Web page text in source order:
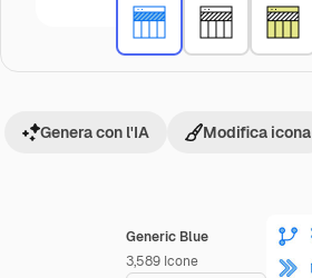
Generic Blue
3,589 Icone
Genera con l'IA Modifica icona